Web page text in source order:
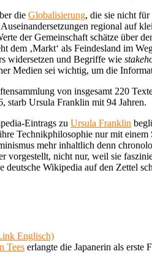
die Globalisierung, die sie nicht
regional auf
der Gemeinschaft schätze über
dem ‚Markt‘ als Feindesland im
widersetzen und Begriffe wie
Medien sei wichtig, um die
von insgesamt 220
starb Ursula Franklin mit 94 Jahren.
Eintrags zu Ursula Franklin
Technikphilosophie nur mit
mehr inhaltlich denn
vorgestellt, nicht nur, weil sie
deutsche Wikipedia auf den Zettel
Englisch)
Tees erlangte die Japanerin als erste